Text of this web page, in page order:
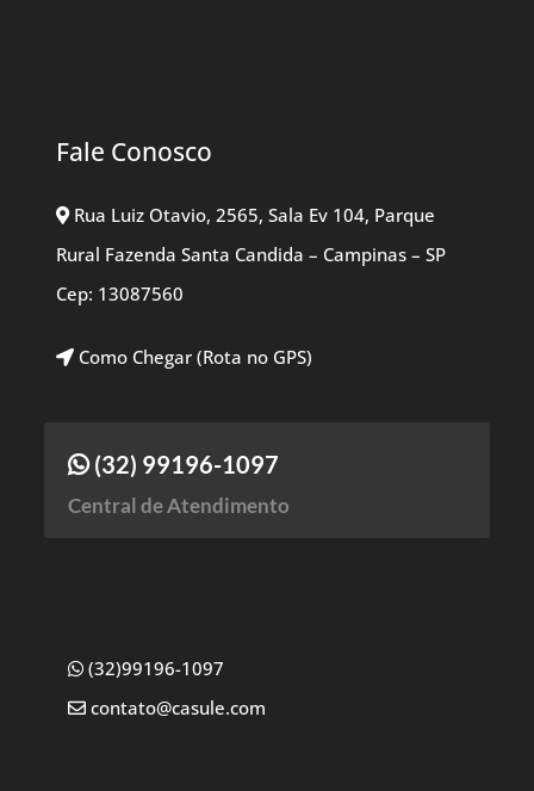
Fale Conosco
Rua Luiz Otavio, 2565, Sala Ev 104, Parque
Rural Fazenda Santa Candida – Campinas – SP
Cep: 13087560
Como Chegar (Rota no GPS)
(32) 99196-1097
Central de Atendimento
(32)99196-1097
contato@casule.com